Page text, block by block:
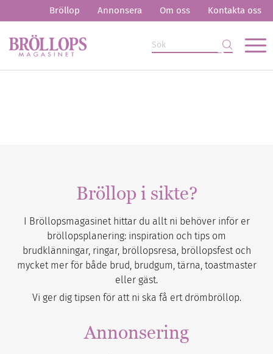
Bröllop Annonsera Om oss Kontakta oss
Bröllop i sikte?
I Bröllopsmagasinet hittar du allt ni behöver inför er
bröllopsplanering: inspiration och tips om
brudklänningar, ringar, bröllopsresa, bröllopsfest och
mycket mer för både brud, brudgum, tärna, toastmaster
eller gäst.
Vi ger dig tipsen för att ni ska få ert drömbröllop.
Annonsering